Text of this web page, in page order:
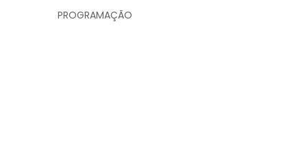
PROGRAMAÇÃO